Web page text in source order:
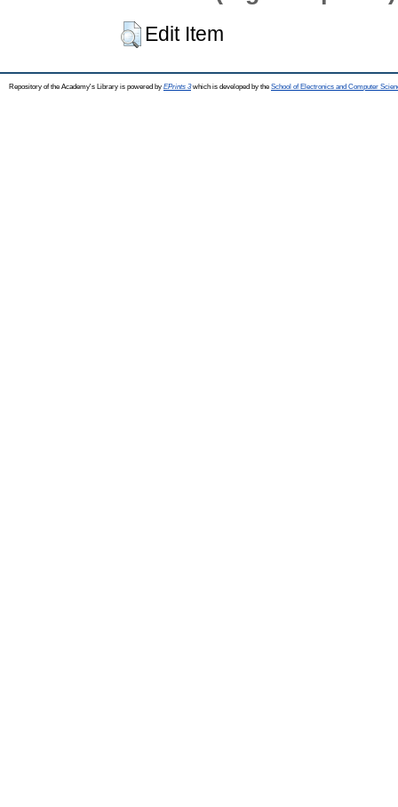
Edit Item
Repository of the Academy's Library is powered by EPrints 3which is developed by the School of Electronics and Computer